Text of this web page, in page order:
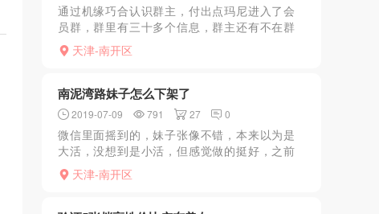
通过机缘巧合认识群主，付出点玛尼进入了会
员群，群里有三十多个信息，群主还有不在群
里的很多信息，那天在群里聊天，说花式这个
肖然深喉很厉害，kb顶着嗓子眼射，活也很仔
天津-南开区
南泥湾路妹子怎么下架了
2019-07-09 791 27 0
微信里面摇到的，妹子张像不错，本来以为是
大活，没想到是小活，但感觉做的挺好，之前
在SPA店398做过一回，这次比在SPA店做的好
了太多，帮她推荐一下不知为什么会给人下
天津-南开区